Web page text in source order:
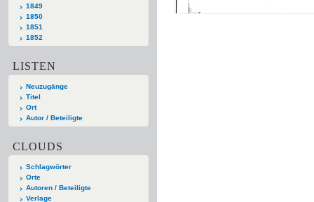
1849
1850
1851
1852
LISTEN
Neuzugänge
Titel
Ort
Autor / Beteiligte
CLOUDS
Schlagwörter
Orte
Autoren / Beteiligte
Verlage